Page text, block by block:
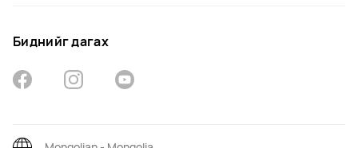
Биднийг дагах